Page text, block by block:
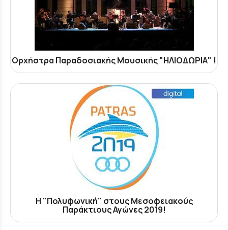
Ορχήστρα Παραδοσιακής Μουσικής "ΗΛΙΟΔΩΡΙΑ" !
Η "Πολυφωνική" στους Μεσοφειακούς
Παράκτιους Αγώνες 2019!